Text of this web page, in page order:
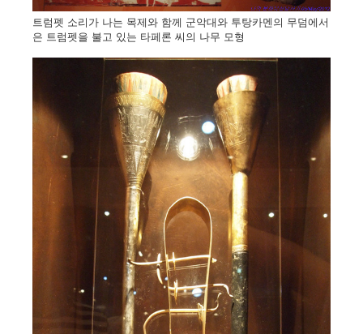
트럼펫 소리가 나는 목제와 함께 군악대와 투탕카멘의 무덤에서
은 트럼펫을 불고 있는 타페론 씨의 나무 모형